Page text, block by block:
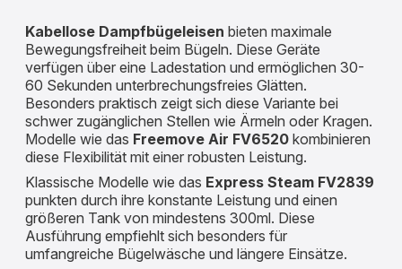
Kabellose Dampfbügeleisen bieten maximale
Bewegungsfreiheit beim Bügeln. Diese Geräte
verfügen über eine Ladestation und ermöglichen 30-
60 Sekunden unterbrechungsfreies Glätten.
Besonders praktisch zeigt sich diese Variante bei
schwer zugänglichen Stellen wie Ärmeln oder Kragen.
Modelle wie das Freemove Air FV6520 kombinieren
diese Flexibilität mit einer robusten Leistung.
Klassische Modelle wie das Express Steam FV2839
punkten durch ihre konstante Leistung und einen
größeren Tank von mindestens 300ml. Diese
Ausführung empfiehlt sich besonders für
umfangreiche Bügelwäsche und längere Einsätze.